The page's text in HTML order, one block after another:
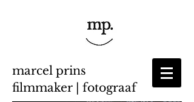
marcel prins
filmmaker | fotograaf